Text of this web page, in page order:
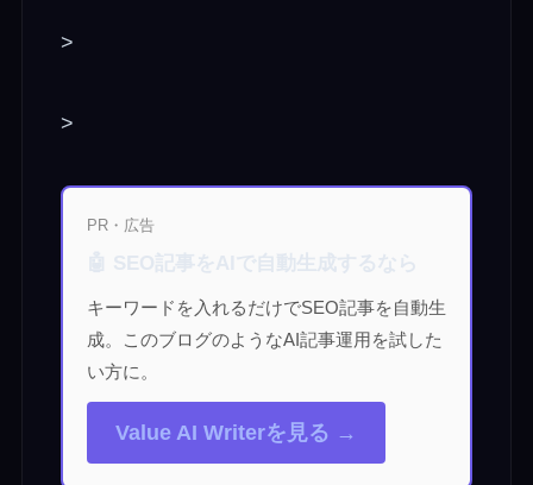
>
>
PR・広告
🤖 SEO記事をAIで自動生成するなら
キーワードを入れるだけでSEO記事を自動生
成。このブログのようなAI記事運用を試した
い方に。
Value AI Writerを見る →